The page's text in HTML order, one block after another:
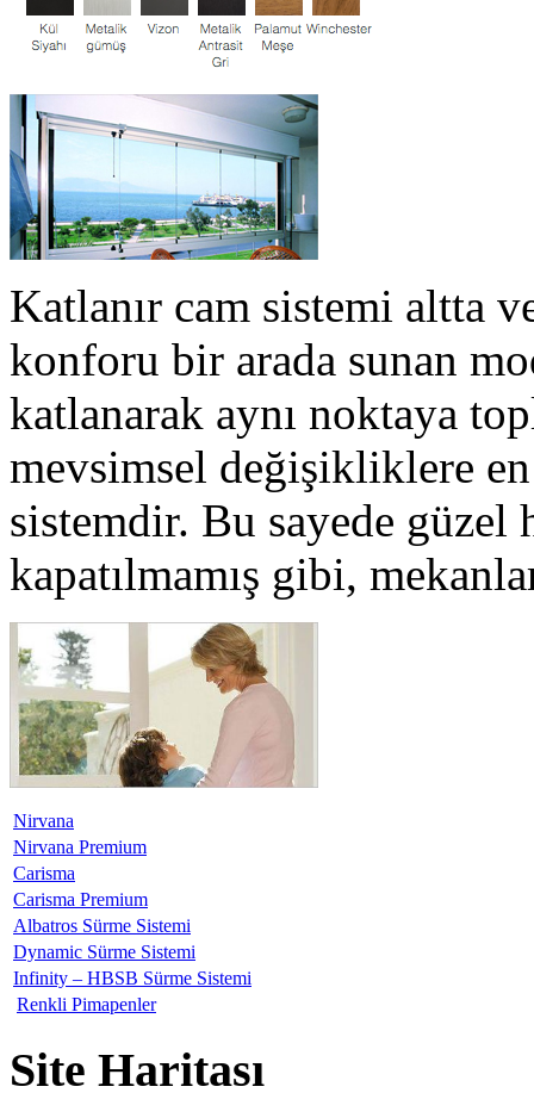
Katlanır cam sistemi altta
konforu bir arada sunan
katlanarak aynı noktaya
mevsimsel değişikliklere
sistemdir. Bu sayede güzel
kapatılmamış gibi,
Nirvana
Nirvana Premium
Carisma
Carisma Premium
Albatros Sürme Sistemi
Dynamic Sürme Sistemi
Infinity – HBSB Sürme Sistemi
Renkli Pimapenler
Site Haritası